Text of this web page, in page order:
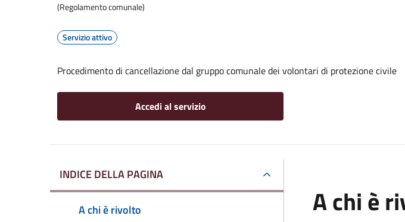
(Regolamento comunale)
Servizio attivo
Procedimento di cancellazione dal gruppo comunale dei volontari di protezione civile
Accedi al servizio
INDICE DELLA PAGINA
A chi è rivolto
A chi è